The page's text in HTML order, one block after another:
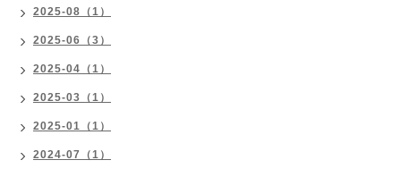
2025-08（1）
2025-06（3）
2025-04（1）
2025-03（1）
2025-01（1）
2024-07（1）